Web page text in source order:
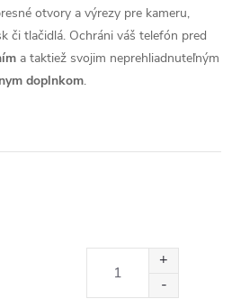
otvory a výrezy pre kameru,
či tlačidlá. Ochráni váš telefón pred
a taktiež svojim neprehliadnuteľným
doplnkom.